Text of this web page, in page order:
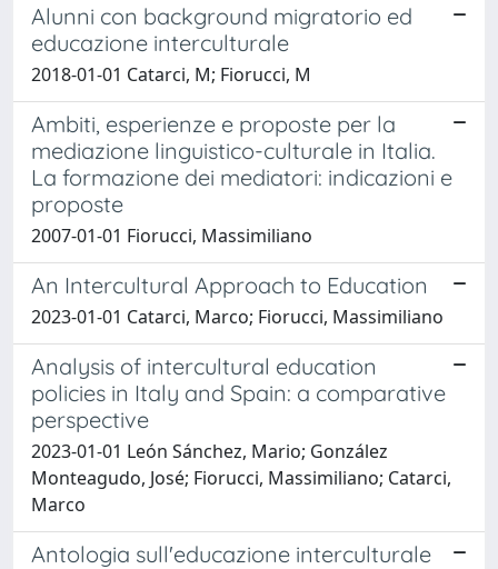
Alunni con background migratorio ed
educazione interculturale
2018-01-01 Catarci, M; Fiorucci, M
Ambiti, esperienze e proposte per la
mediazione linguistico-culturale in Italia.
La formazione dei mediatori: indicazioni e
proposte
2007-01-01 Fiorucci, Massimiliano
An Intercultural Approach to Education
2023-01-01 Catarci, Marco; Fiorucci, Massimiliano
Analysis of intercultural education
policies in Italy and Spain: a comparative
perspective
2023-01-01 León Sánchez, Mario; González
Monteagudo, José; Fiorucci, Massimiliano; Catarci,
Marco
Antologia sull'educazione interculturale